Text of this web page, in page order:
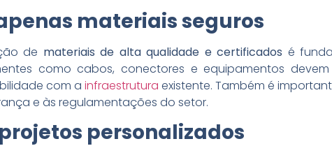
materiais seguros
de materiais de alta qualidade e certificados é
como cabos, conectores e equipamentos
com ainfraestrutura existente. Também é
e às regulamentações do setor.
personalizados